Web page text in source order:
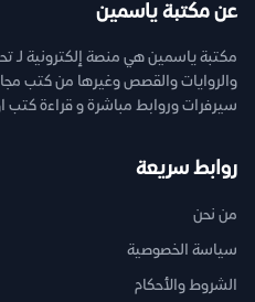
عن مكتبة ياسمين
مكتبة ياسمين هي منصة إلكترونية لـ
سيرفرات وروابط مباشرة و قراءة كتب
روابط سريعة
من نحن
سياسة الخصوصية
الشروط والأحكام